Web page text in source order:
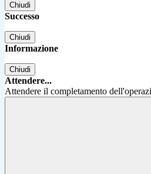
Chiudi
Successo
Chiudi
Informazione
Chiudi
Attendere...
Attendere il completamento